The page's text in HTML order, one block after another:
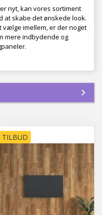
nyt, kan vores sortiment
at skabe det ønskede look.
vælge imellem, er der noget
mere indbydende og
TILBUD